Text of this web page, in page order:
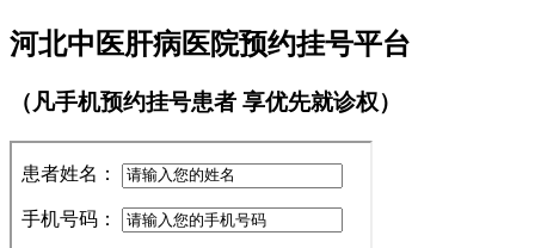
河北中医肝病医院预约挂号平台
（凡手机预约挂号患者 享优先就诊权）